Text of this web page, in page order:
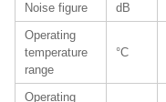
Noise figure dB
Operating
temperature
range
°C
Operating